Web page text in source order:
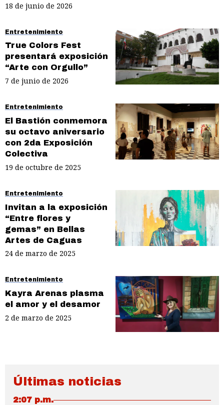
18 de junio de 2026
Entretenimiento
True Colors Fest
presentará exposición
“Arte con Orgullo”
7 de junio de 2026
Entretenimiento
El Bastión conmemora
su octavo aniversario
con 2da Exposición
Colectiva
19 de octubre de 2025
Entretenimiento
Invitan a la exposición
“Entre flores y
gemas” en Bellas
Artes de Caguas
24 de marzo de 2025
Entretenimiento
Kayra Arenas plasma
el amor y el desamor
2 de marzo de 2025
Últimas noticias
2:07 p.m.